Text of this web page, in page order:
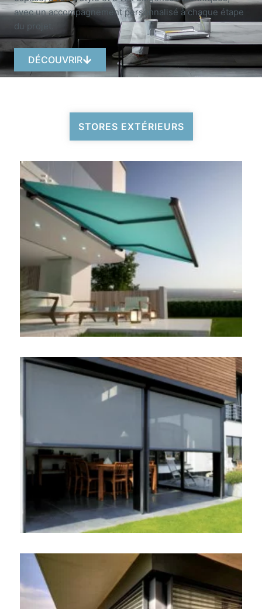
avec un accompagnement personnalisé à chaque étape
du projet.
DÉCOUVRIR
STORES EXTÉRIEURS